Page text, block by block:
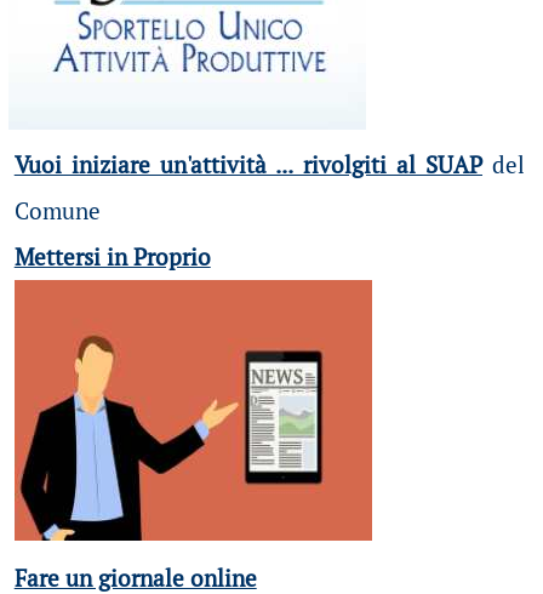
Vuoi iniziare un'attività ... rivolgiti al SUAPdel
Comune
Mettersi in Proprio
Fare un giornale online